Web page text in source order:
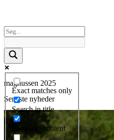
Exact matches only
Search in title
Search in content
magnussen 2025
Seneste nyheder